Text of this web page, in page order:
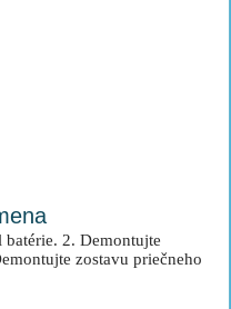
2. Demontujte
zostavu priečneho